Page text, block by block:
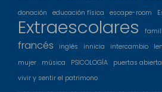
donación
educación física escape-room
Extraescolares
francés
inglés innicia intercambio
mujer
música PSICOLOGÍA puertas
vivir y sentir el patrimono